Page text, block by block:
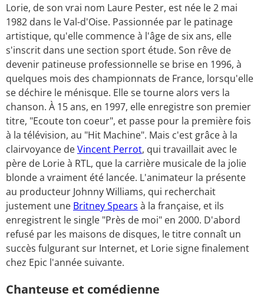
Lorie, de son vrai nom Laure Pester, est née le 2 mai
1982 dans le Val-d'Oise. Passionnée par le patinage
artistique, qu'elle commence à l'âge de six ans, elle
s'inscrit dans une section sport étude. Son rêve de
devenir patineuse professionnelle se brise en 1996, à
quelques mois des championnats de France, lorsqu'elle
se déchire le ménisque. Elle se tourne alors vers la
chanson. À 15 ans, en 1997, elle enregistre son premier
titre, "Ecoute ton coeur", et passe pour la première fois
à la télévision, au "Hit Machine". Mais c'est grâce à la
clairvoyance deVincent Perrot, qui travaillait avec le
père de Lorie à RTL, que la carrière musicale de la jolie
blonde a vraiment été lancée. L'animateur la présente
au producteur Johnny Williams, qui recherchait
justement une Britney Spears à la française, et ils
enregistrent le single "Près de moi" en 2000. D'abord
refusé par les maisons de disques, le titre connaît un
succès fulgurant sur Internet, et Lorie signe finalement
chez Epic l'année suivante.
Chanteuse et comédienne